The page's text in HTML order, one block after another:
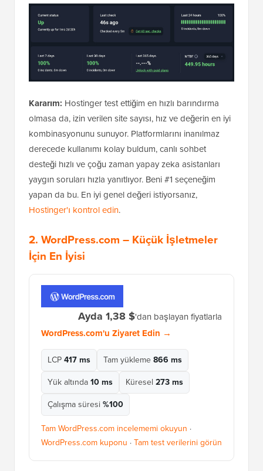
Kararım: Hostinger test ettiğim en hızlı barındırma
olmasa da, izin verilen site sayısı, hız ve değerin en iyi
kombinasyonunu sunuyor. Platformlarını inanılmaz
derecede kullanımı kolay buldum, canlı sohbet
desteği hızlı ve çoğu zaman yapay zeka asistanları
yaygın soruları hızla yanıtlıyor. Beni #1 seçeneğim
yapan da bu. En iyi genel değeri istiyorsanız,
Hostinger'ı kontrol edin.
2. WordPress.com – Küçük İşletmeler
İçin En İyisi
Ayda 1,38 $'dan başlayan fiyatlarla
WordPress.com'u Ziyaret Edin →
LCP417 ms Tam yükleme866 ms
Yük altında10 ms Küresel 273 ms
Çalışma süresi%100
Tam WordPress.com incelememi okuyun ·
WordPress.com kuponu ·Tam test verilerini görün